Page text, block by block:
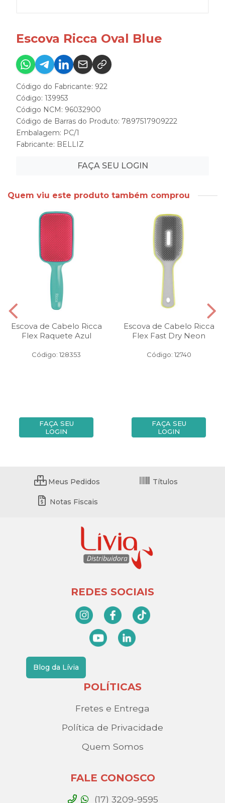
Escova Ricca Oval Blue
Código do Fabricante: 922
Código: 139953
Código NCM: 96032900
Código de Barras do Produto: 7897517909222
Embalagem: PC/1
Fabricante: BELLIZ
FAÇA SEU LOGIN
Quem viu este produto também comprou
Escova de Cabelo Ricca
Flex Raquete Azul
Código: 128353
FAÇA SEU
LOGIN
Escova de Cabelo Ricca
Flex Fast Dry Neon
Código: 12740
FAÇA SEU
LOGIN
Meus Pedidos Títulos
Notas Fiscais
REDES SOCIAIS
Blog da Lívia
POLÍTICAS
Fretes e Entrega
Política de Privacidade
Quem Somos
FALE CONOSCO
(17) 3209-9595